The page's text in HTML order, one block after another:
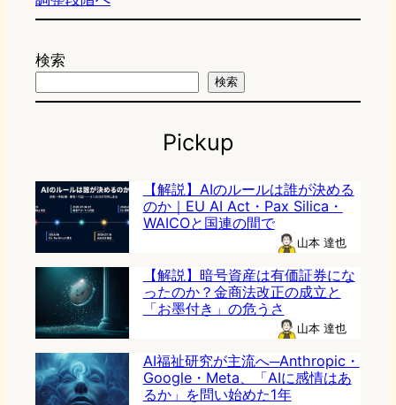
検索
検索
Pickup
【解説】AIのルールは誰が決める
のか｜EU AI Act・Pax Silica・
WAICOと国連の間で
山本 達也
【解説】暗号資産は有価証券にな
ったのか？金商法改正の成立と
「お墨付き」の危うさ
山本 達也
AI福祉研究が主流へ─Anthropic・
Google・Meta、「AIに感情はあ
るか」を問い始めた1年